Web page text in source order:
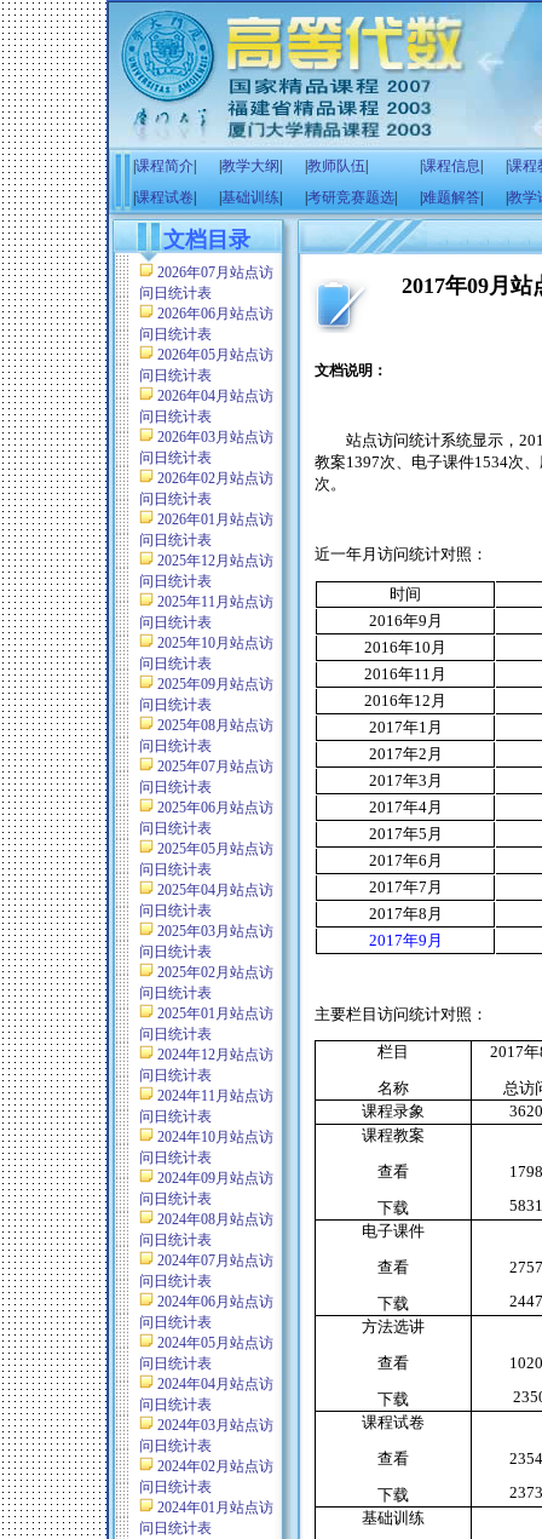
课程简介 教学大纲 教师队伍 课程信息
课程
课程试卷 基础训练 考研竞赛题选 难题解答 教学
文档目录
2026年07月站点访
问日统计表
2026年06月站点访
问日统计表
2026年05月站点访
问日统计表
2026年04月站点访
问日统计表
2026年03月站点访
问日统计表
2026年02月站点访
问日统计表
2026年01月站点访
问日统计表
2025年12月站点访
问日统计表
2025年11月站点访
问日统计表
2025年10月站点访
问日统计表
2025年09月站点访
问日统计表
2025年08月站点访
问日统计表
2025年07月站点访
问日统计表
2025年06月站点访
问日统计表
2025年05月站点访
问日统计表
2025年04月站点访
问日统计表
2025年03月站点访
问日统计表
2025年02月站点访
问日统计表
2025年01月站点访
问日统计表
2024年12月站点访
问日统计表
2024年11月站点访
问日统计表
2024年10月站点访
问日统计表
2024年09月站点访
问日统计表
2024年08月站点访
问日统计表
2024年07月站点访
问日统计表
2024年06月站点访
问日统计表
2024年05月站点访
问日统计表
2024年04月站点访
问日统计表
2024年03月站点访
问日统计表
2024年02月站点访
问日统计表
2024年01月站点访
问日统计表
2017年09月
文档说明：
站点访问统计系统显示，
教案1397次、电子课件1534次
次。
近一年月访问统计对照：
时间
2016年9 月
2016年10 月
2016年11 月
2016年12 月
2017年1 月
2017年2 月
2017年3 月
2017年4月
2017年5 月
2017年6 月
2017年7 月
2017年8 月
2017年9月
主要栏目访问统计对照：
栏目
名称
2017年
总访
课程录象
课程教案
查看
下载
电子课件
查看
下载
方法选讲
查看
下载
课程试卷
查看
下载
基础训练